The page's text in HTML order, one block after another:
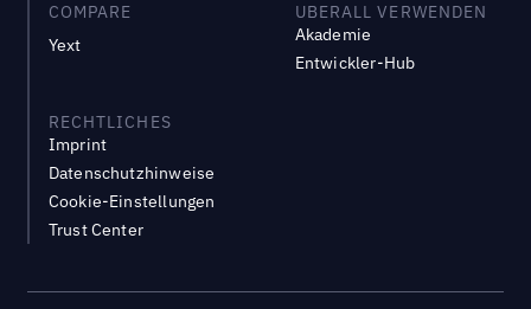
COMPARE
Yext
UBERALL VERWENDEN
Akademie
Entwickler-Hub
RECHTLICHES
Imprint
Datenschutzhinweise
Cookie-Einstellungen
Trust Center